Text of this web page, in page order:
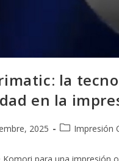
la
en la
2025
Categoría
Impresión